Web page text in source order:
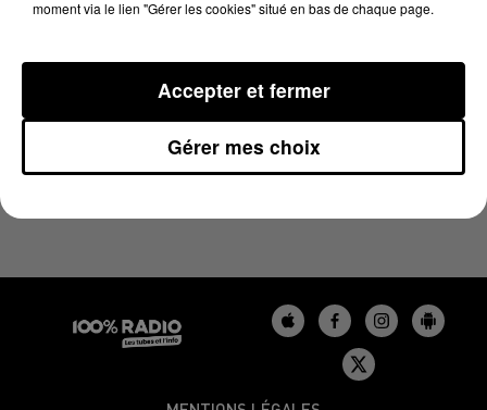
moment via le lien "Gérer les cookies" situé en bas de chaque page.
Gérer mes choix
Accepter et fermer